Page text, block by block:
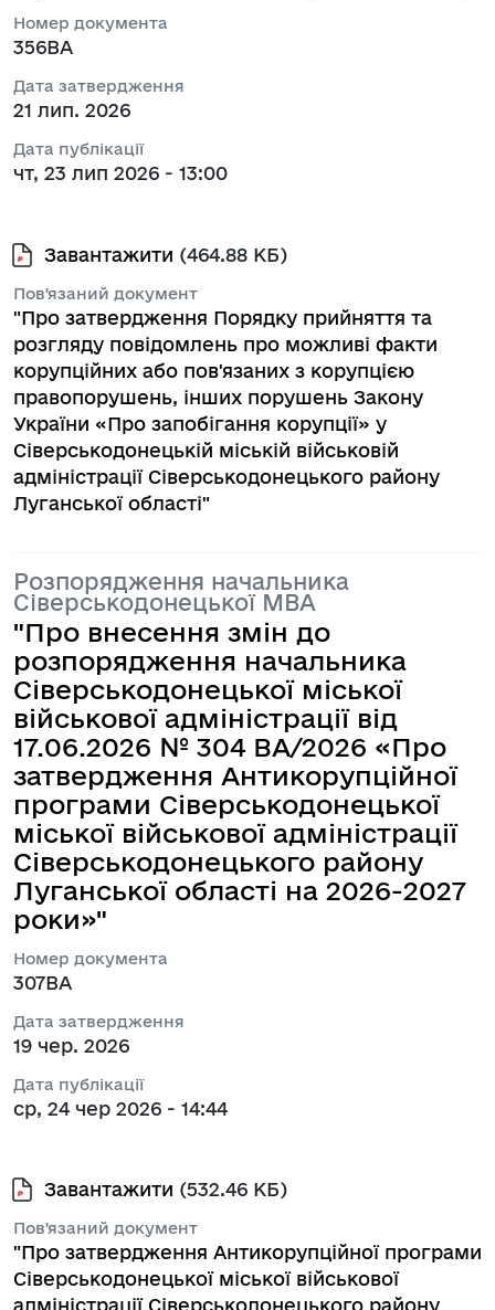
Номер документа
356ВА
Дата затвердження
21 лип. 2026
Дата публікації
чт, 23 лип 2026 - 13:00
Завантажити (464.88 КБ)
Пов'язаний документ
"Про затвердження Порядку прийняття та
розгляду повідомлень про можливі факти
корупційних або пов'язаних з корупцією
правопорушень, інших порушень Закону
України «Про запобігання корупції» у
Сіверськодонецькій міській військовій
адміністрації Сіверськодонецького району
Луганської області"
Розпорядження начальника
Сіверськодонецької МВА
"Про внесення змін до
розпорядження начальника
Сіверськодонецької міської
військової адміністрації від
17.06.2026 № 304 BA/2026 «Про
затвердження Антикорупційної
програми Сіверськодонецької
міської військової адміністрації
Сіверськодонецького району
Луганської області на 2026-2027
роки»"
Номер документа
307ВА
Дата затвердження
19 чер. 2026
Дата публікації
ср, 24 чер 2026 - 14:44
Завантажити (532.46 КБ)
Пов'язаний документ
"Про затвердження Антикорупційної програми
Сіверськодонецької міської військової
адміністрації Сіверськодонецького району